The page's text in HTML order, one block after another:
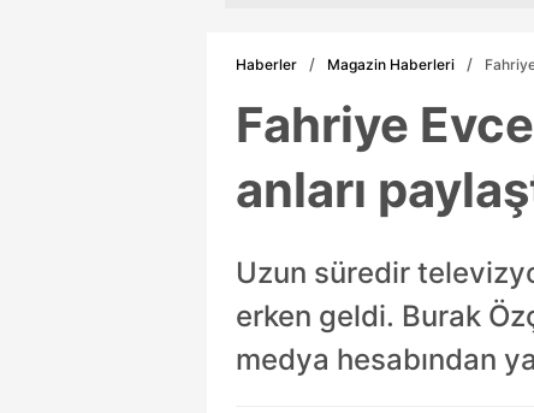
Haberler Magazin Haberleri
Fahriye
anları
Uzun süredir
erken geldi. Burak
medya hesabından